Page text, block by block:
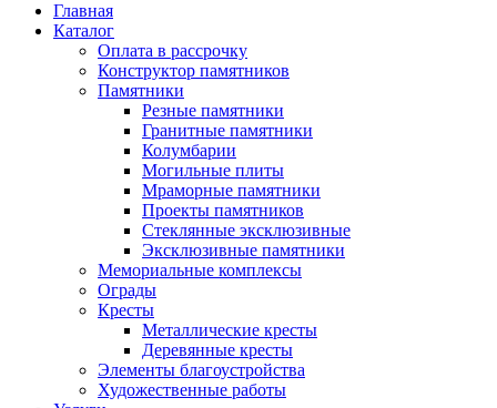
Главная
Каталог
Оплата в рассрочку
Конструктор памятников
Памятники
Резные памятники
Гранитные памятники
Колумбарии
Могильные плиты
Мраморные памятники
Проекты памятников
Стеклянные эксклюзивные
Эксклюзивные памятники
Мемориальные комплексы
Ограды
Кресты
Металлические кресты
Деревянные кресты
Элементы благоустройства
Художественные работы